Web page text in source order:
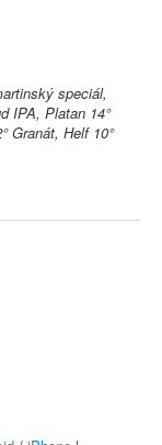
speciál,
IPA, Platan 14°
Granát, Helf 10°